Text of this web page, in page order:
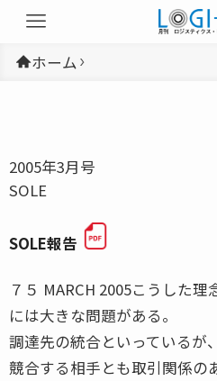
ホーム
2005年3月号
SOLE
SOLE報告
７５ MARCH 2005こうした
には大きな問題がある。
調達先の統合といっているが
競合する相手とも取引関係の